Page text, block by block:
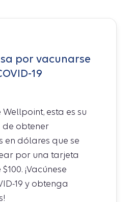
por vacunarse
19
esta es su
obtener
en dólares que se
por una tarjeta
¡Vacúnese
19 y obtenga